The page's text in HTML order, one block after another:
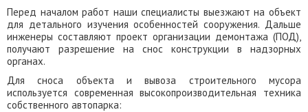
Перед началом работ наши специалисты выезжают на объект
для детального изучения особенностей сооружения. Дальше
инженеры составляют проект организации демонтажа (ПОД),
получают разрешение на снос конструкции в надзорных
органах.
Для сноса объекта и вывоза строительного мусора
используется современная высокопроизводительная техника
собственного автопарка: